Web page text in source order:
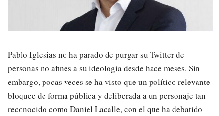
Pablo Iglesias no ha parado de purgar su Twitter de
personas no afines a su ideología desde hace meses. Sin
embargo, pocas veces se ha visto que un político relevante
bloquee de forma pública y deliberada a un personaje tan
reconocido como Daniel Lacalle, con el que ha debatido